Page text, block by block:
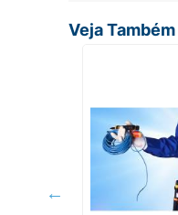
Veja Também